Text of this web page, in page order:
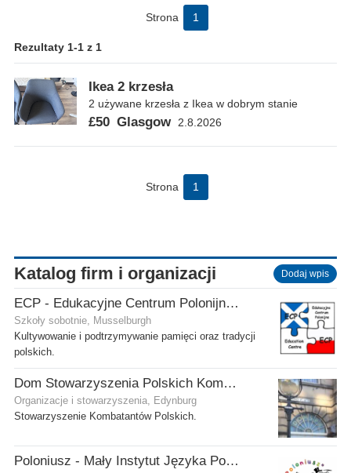
Strona 1
Rezultaty 1-1 z 1
Ikea 2 krzesła
2 używane krzesła z Ikea w dobrym stanie
£50 Glasgow 2.8.2026
Strona 1
Katalog firm i organizacji Dodaj wpis
ECP - Edukacyjne Centrum Polonijne SCIO - Musselburgh
Szkoły sobotnie, Musselburgh
Kultywowanie i podtrzymywanie pamięci oraz tradycji
polskich.
Dom Stowarzyszenia Polskich Kombatantów (SPK) w Edynburgu
Organizacje i stowarzyszenia, Edynburg
Stowarzyszenie Kombatantów Polskich.
Poloniusz - Mały Instytut Języka Polskiego